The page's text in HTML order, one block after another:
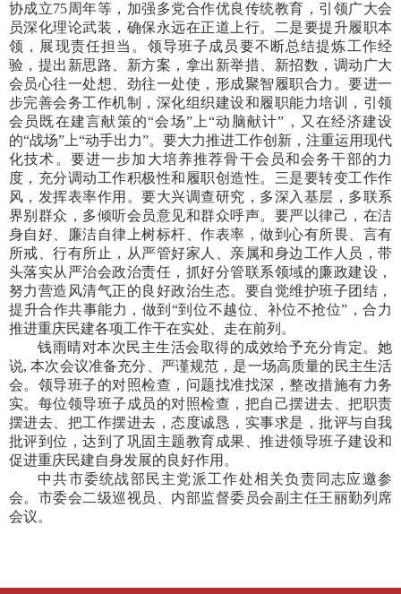
协成立75周年等，加强多党合作优良传统教育，引领广大会
员深化理论武装，确保永远在正道上行。二是要提升履职本
领，展现责任担当。领导班子成员要不断总结提炼工作经
验，提出新思路、新方案，拿出新举措、新招数，调动广大
会员心往一处想、劲往一处使，形成聚智履职合力。要进一
步完善会务工作机制，深化组织建设和履职能力培训，引领
会员既在建言献策的“会场”上“动脑献计”，又在经济建设
的“战场”上“动手出力”。要大力推进工作创新，注重运用现代
化技术。要进一步加大培养推荐骨干会员和会务干部的力
度，充分调动工作积极性和履职创造性。三是要转变工作作
风，发挥表率作用。要大兴调查研究，多深入基层，多联系
界别群众，多倾听会员意见和群众呼声。要严以律己，在洁
身自好、廉洁自律上树标杆、作表率，做到心有所畏、言有
所戒、行有所止，从严管好家人、亲属和身边工作人员，带
头落实从严治会政治责任，抓好分管联系领域的廉政建设，
努力营造风清气正的良好政治生态。要自觉维护班子团结，
提升合作共事能力，做到“到位不越位、补位不抢位”，合力
推进重庆民建各项工作干在实处、走在前列。
钱雨晴对本次民主生活会取得的成效给予充分肯定。她
说, 本次会议准备充分、严谨规范，是一场高质量的民主生活
会。领导班子的对照检查，问题找准找深，整改措施有力务
实。每位领导班子成员的对照检查，把自己摆进去、把职责
摆进去、把工作摆进去，态度诚恳，实事求是，批评与自我
批评到位，达到了巩固主题教育成果、推进领导班子建设和
促进重庆民建自身发展的良好作用。
中共市委统战部民主党派工作处相关负责同志应邀参
会。市委会二级巡视员、内部监督委员会副主任王丽勤列席
会议。